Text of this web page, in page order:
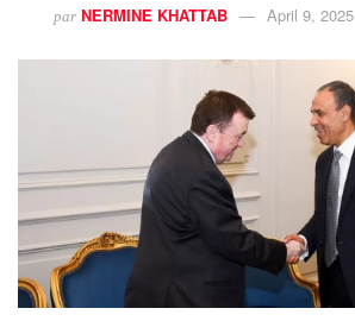
par NERMINE KHATTAB April 9, 2025